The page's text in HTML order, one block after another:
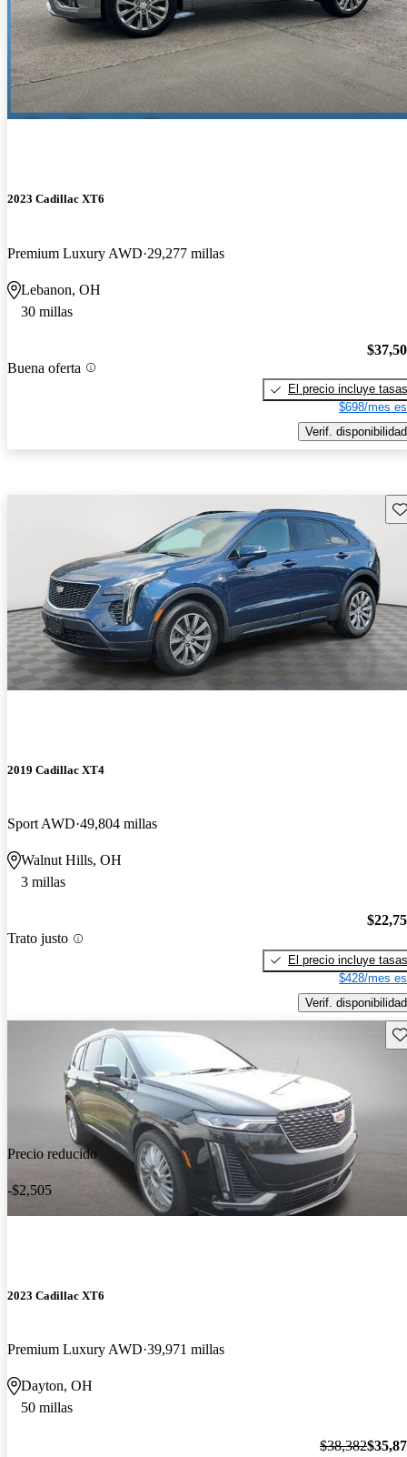
2023 Cadillac XT6
Premium Luxury AWD 29,277 millas
Lebanon, OH
30 millas
Buena oferta
El precio incluye tasas
$698/mes
Verif. disponibilidad
2019 Cadillac XT4
Sport AWD 49,804 millas
Walnut Hills, OH
3 millas
Trato justo
El precio incluye tasas
$428/mes
Verif. disponibilidad
Precio reducido
-$2,505
2023 Cadillac XT6
Premium Luxury AWD 39,971 millas
Dayton, OH
50 millas
$38,382